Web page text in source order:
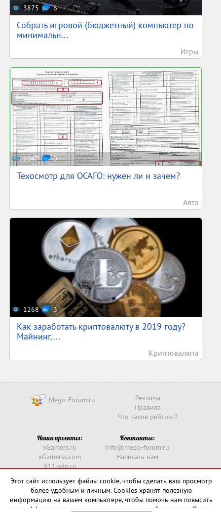
3875 6
Собрать игровой (бюджетный) компьютер по
минимальн...
Игры
1947 0
Техосмотр для ОСАГО: нужен ли и зачем?
Авто
1268 3
Как заработать криптовалюту в 2019 году?
Майнинг,...
Криптовалюта
Mego-Forum.ru
Реклама
Правила
Что такое рейтинг?
Наши проекты:
xGamers.ru
xGamerss.com
911-win.ru
Контакты:
info@mego-forum.ru
Написать нам
Copyright © 2016 -2026
Этот сайт использует файлы cookie, чтобы сделать ваш просмотр
более удобным и личным. Cookies хранят полезную
информацию на вашем компьютере, чтобы помочь нам повысить
эффективность и актуальность нашего сайта для вас. В